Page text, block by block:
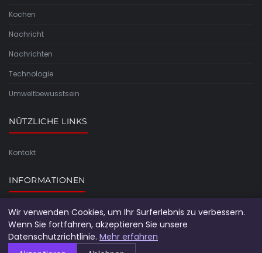
Kochen
Nachricht
Nachrichten
Technologie
Umweltbewusstsein
NÜTZLICHE LINKS
Kontakt
INFORMATIONEN
Seitenübersicht
Wir verwenden Cookies, um Ihr Surferlebnis zu verbessern.
Wenn Sie fortfahren, akzeptieren Sie unsere
Datenschutzrichtlinie. Mehr erfahren